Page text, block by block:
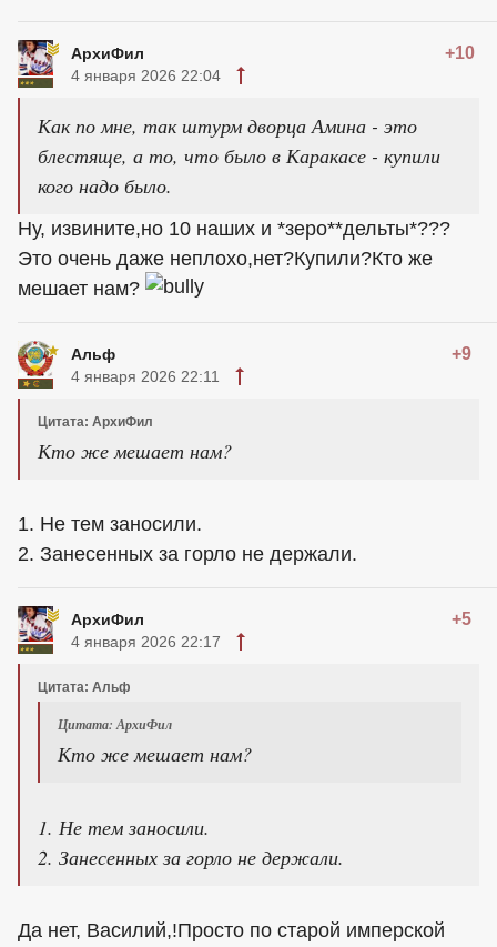
АрхиФил +10
4 января 2026 22:04
Как по мне, так штурм дворца Амина - это
блестяще, а то, что было в Каракасе - купили
кого надо было.
Ну, извините,но 10 наших и *зеро**дельты*???
Это очень даже неплохо,нет?Купили?Кто же
мешает нам?
Альф +9
4 января 2026 22:11
Цитата: АрхиФил
Кто же мешает нам?
1. Не тем заносили.
2. Занесенных за горло не держали.
АрхиФил +5
4 января 2026 22:17
Цитата: Альф
Цитата: АрхиФил
Кто же мешает нам?
1. Не тем заносили.
2. Занесенных за горло не держали.
Да нет, Василий,!Просто по старой имперской